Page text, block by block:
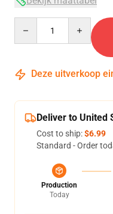
Deze uitverkoop
Deliver to United
Cost to ship:$6.99
Standard - Order
Production
Today